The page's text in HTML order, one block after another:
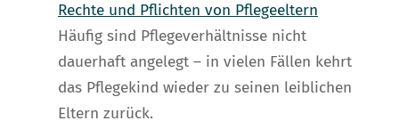
Rechte und Pflichten von Pflegeeltern
Häufig sind Pflegeverhältnisse nicht
dauerhaft angelegt – in vielen Fällen kehrt
das Pflegekind wieder zu seinen leiblichen
Eltern zurück.